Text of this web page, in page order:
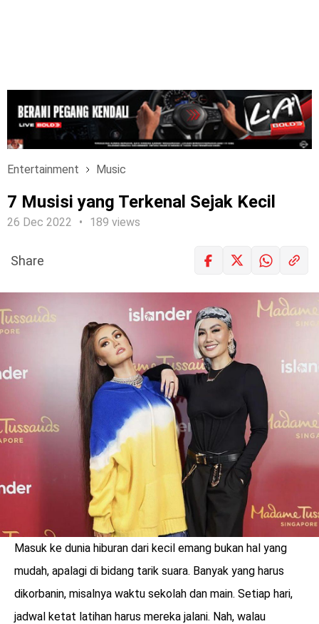
Entertainment Music
7 Musisi yang Terkenal Sejak Kecil
26 Dec 2022 189 views
benefit
LOGIN
Share
Masuk ke dunia hiburan dari kecil emang bukan hal yang
mudah, apalagi di bidang tarik suara. Banyak yang harus
dikorbanin, misalnya waktu sekolah dan main. Setiap hari,
jadwal ketat latihan harus mereka jalani. Nah, walau